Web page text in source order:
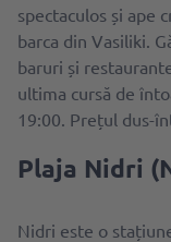
spectaculos și ape
barca din Vasiliki.
baruri și
ultima cursă de
19:00. Prețul dus-
Plaja Nidri
Nidri este o